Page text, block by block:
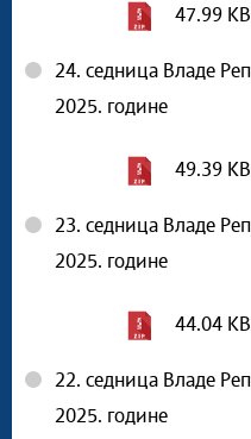
47.99 KB
24. седница Владе
2025. године
49.39 KB
23. седница Владе
2025. године
44.04 KB
22. седница Владе
2025. године